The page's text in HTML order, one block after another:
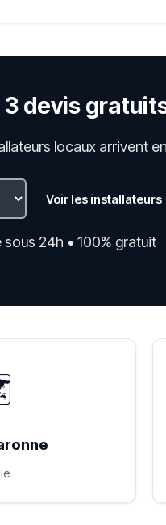
3 devis
locaux arrivent
Voir les
24h • 100% gratuit